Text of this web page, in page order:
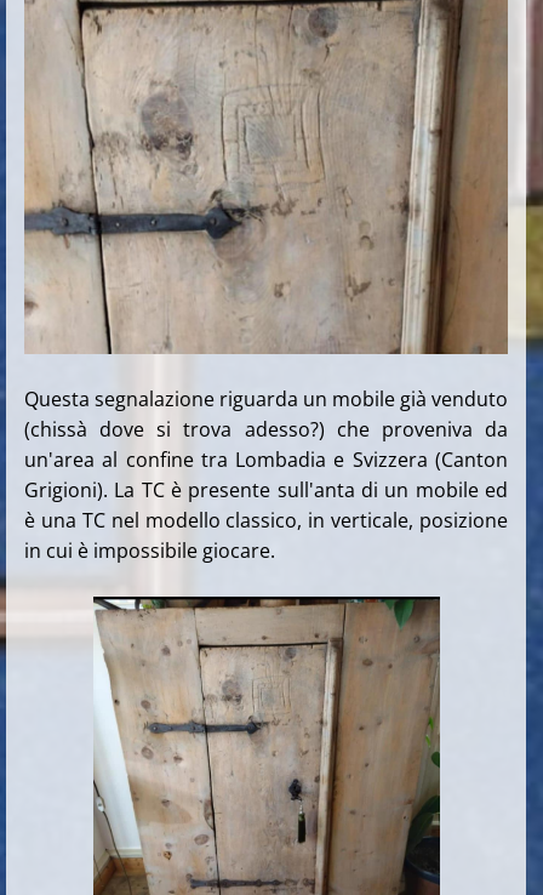
Questa segnalazione riguarda un mobile già venduto
(chissà dove si trova adesso?) che proveniva da
un'area al confine tra Lombadia e Svizzera (Canton
Grigioni). La TC è presente sull'anta di un mobile ed
è una TC nel modello classico, in verticale, posizione
in cui è impossibile giocare.